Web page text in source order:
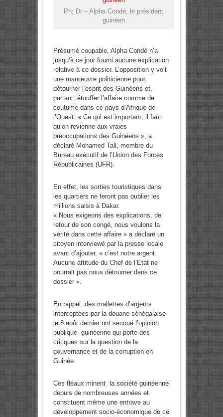
Ph: Dr – Alpha Condé, le président
guinéen
Présumé coupable, Alpha Condé n’a
jusqu’à ce jour fourni aucune explication
relative à ce dossier. L’opposition y voit
une manœuvre politicienne pour
détourner l’esprit des Guinéens et,
partant, étouffer l’affaire comme de
coutume dans ce pays d’Afrique de
l’Ouest. « Ce qui est important, il faut
qu’on revienne aux vraies
préoccupations des Guinéens », a
déclaré Mohamed Tall, membre du
Bureau exécutif de l’Union des Forces
Républicaines (UFR).
En effet, les sorties touristiques dans
les quartiers ne feront pas oublier les
millions saisis à Dakar.
« Nous exigeons des explications, de
retour de son congé, nous voulons la
vérité dans cette affaire » a déclaré un
citoyen interviewé par la presse locale
avant d’ajouter, « c’est notre argent.
Aucune attitude du Chef de l’Etat ne
pourrait pas nous détourner dans ce
dossier ».
En rappel, des mallettes d’argents
interceptées par la douane sénégalaise
le 8 août dernier ont secoué l’opinion
publique guinéenne qui porte des
critiques sur la question de la
gouvernance et de la corruption en
Guinée.
Ces fléaux minent la société guinéenne
depuis de nombreuses années et
constituent même une entrave au
développement socio-économique de ce